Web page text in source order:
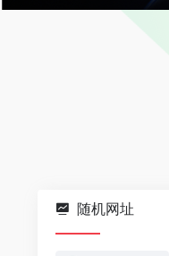
随机网址